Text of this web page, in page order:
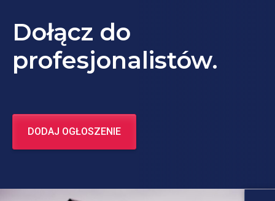
Dołącz do
profesjonalistów.
DODAJ OGŁOSZENIE